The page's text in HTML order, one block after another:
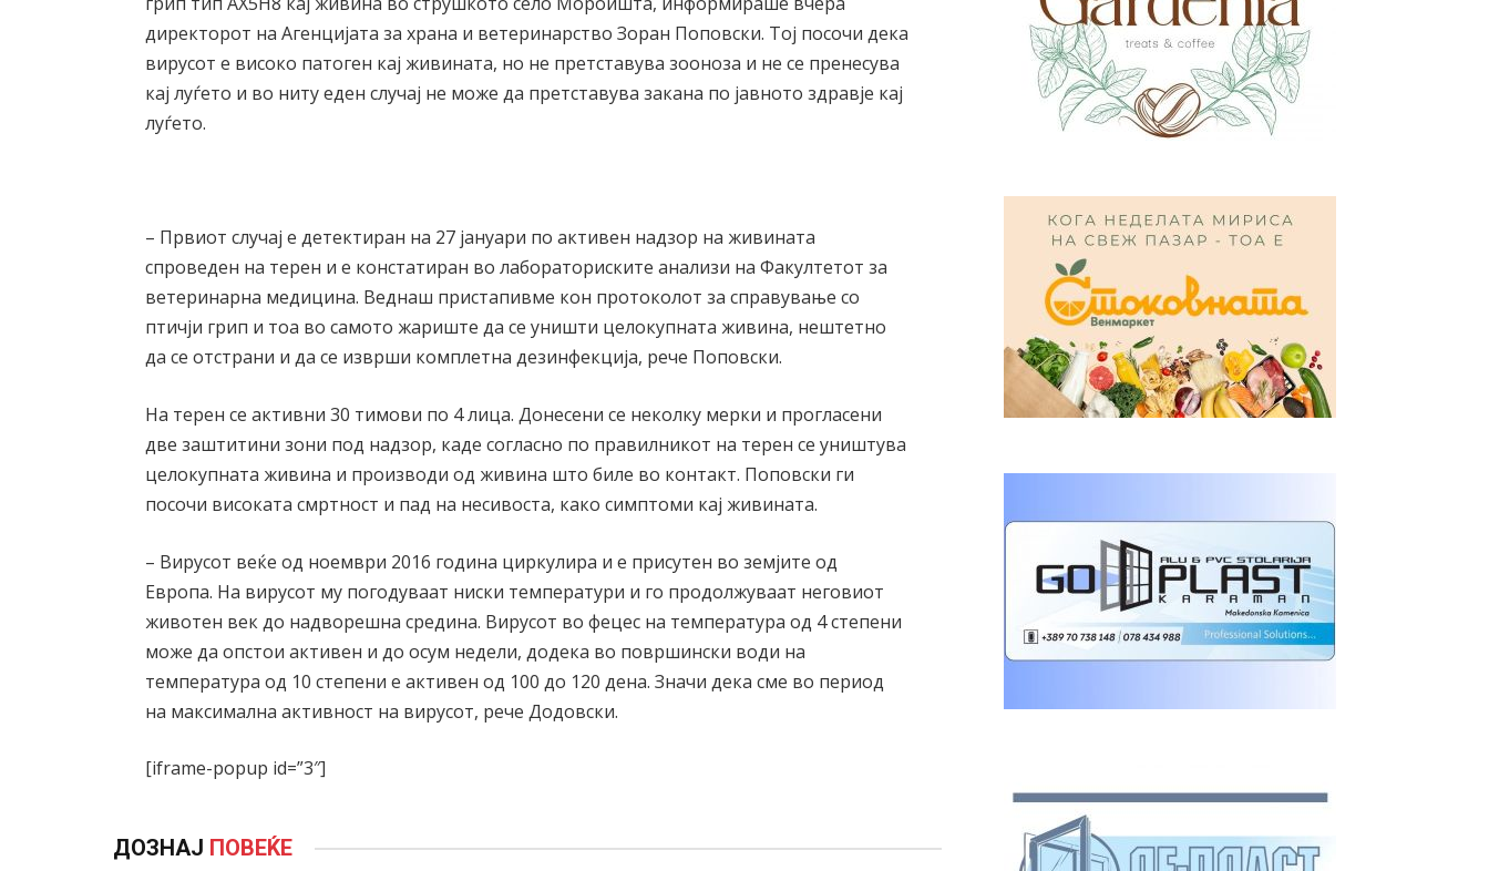
директорот на Агенцијата за храна и ветеринарство Зоран Поповски. Тој посочи дека
вирусот е високо патоген кај живината, но не претставува зооноза и не се пренесува
кај луѓето и во ниту еден случај не може да претставува закана по јавното здравје кај
луѓето.
– Првиот случај е детектиран на 27 јануари по активен надзор на живината
спроведен на терен и е констатиран во лабораториските анализи на Факултетот за
ветеринарна медицина. Веднаш пристапивме кон протоколот за справување со
птичји грип и тоа во самото жариште да се уништи целокупната живина, нештетно
да се отстрани и да се изврши комплетна дезинфекција, рече Поповски.
На терен се активни 30 тимови по 4 лица. Донесени се неколку мерки и прогласени
две заштитини зони под надзор, каде согласно по правилникот на терен се уништува
целокупната живина и производи од живина што биле во контакт. Поповски ги
посочи високата смртност и пад на несивоста, како симптоми кај живината.
– Вирусот веќе од ноември 2016 година циркулира и е присутен во земјите од
Европа. На вирусот му погодуваат ниски температури и го продолжуваат неговиот
животен век до надворешна средина. Вирусот во фецес на температура од 4 степени
може да опстои активен и до осум недели, додека во површински води на
температура од 10 степени е активен од 100 до 120 дена. Значи дека сме во период
на максимална активност на вирусот, рече Додовски.
[iframe-popup id=”3″]
ДОЗНАЈ ПОВЕЌЕ